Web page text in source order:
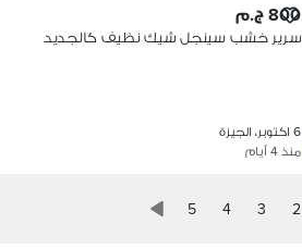
800 ج.م
سرير خشب سينجل شيك نظيف كالجديد
6 اكتوبر، الجيزة
منذ 4 أيام
2
3
4
5